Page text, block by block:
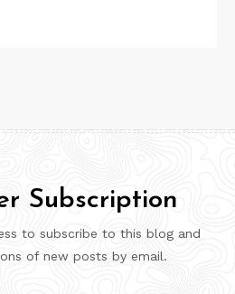
Subscription
to subscribe to this blog and
of new posts by email.